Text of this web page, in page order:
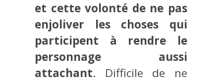
et cette volonté de ne pas
enjoliver les choses qui
participent à rendre le
personnage aussi
attachant. Difficile de ne